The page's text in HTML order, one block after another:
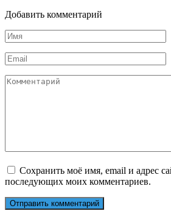
Добавить комментарий
Имя
*
Email
*
Комментарий
Сохранить моё имя, email и адрес
последующих моих комментариев.